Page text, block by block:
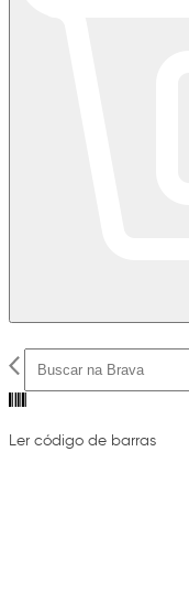
Ler código de barras